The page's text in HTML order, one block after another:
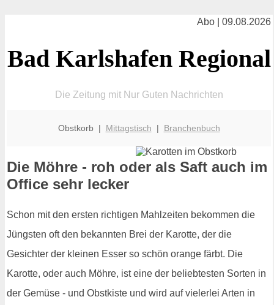
Abo | 09.08.2026
Bad Karlshafen Regional
Die Zeitung mit Nur Guten Nachrichten
Obstkorb | Mittagstisch | Branchenbuch
Die Möhre - roh oder als Saft auch im
Office sehr lecker
Schon mit den ersten richtigen Mahlzeiten bekommen die
Jüngsten oft den bekannten Brei der Karotte, der die
Gesichter der kleinen Esser so schön orange färbt. Die
Karotte, oder auch Möhre, ist eine der beliebtesten Sorten in
der Gemüse - und Obstkiste und wird auf vielerlei Arten in